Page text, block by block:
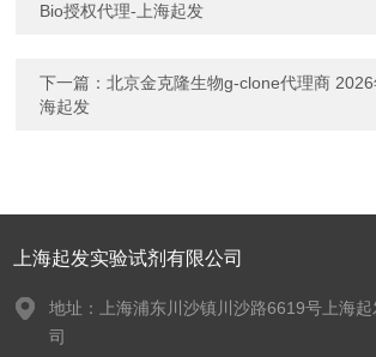
Bio授权代理-上海起发
下一篇：北京金克隆生物g-clone代理商
海起发
上海起发实验试剂有限公司
地址：上海浦东川沙镇川沙路6619号上海
司